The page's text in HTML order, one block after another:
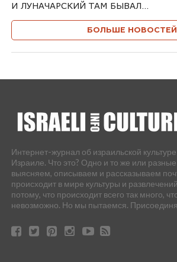
И ЛУНАЧАРСКИЙ ТАМ БЫВАЛ…
БОЛЬШЕ НОВОСТЕЙ
Интернет-журнал об израильской культуре
Израиле. Что это? Одно и то же или
выясняем, описываем и рассказываем
происходит в мире культуры и
потому, что происходит всего так много,
невозможно. Но мы пытаемся.